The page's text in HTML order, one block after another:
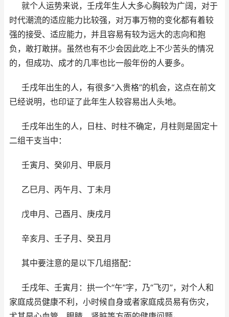
就个人运势来说，壬戌年生人大多心胸较为广阔，对于
时代潮流的适应能力比较强，对万事万物的变化都有着较
强的接受、适应能力，并且容易有较为远大的志向和抱
负，敢打敢拼。虽然也有不少会因此吃上不少苦头的情况
的，但成功、成才的几率也比一般年份的人要多。
壬戌年出生的人，有很多“入贵格”的机会，这点在前文
已经说明，也印证了此年生人较容易出人头地。
壬戌年出生的人，日柱、时柱不确定，月柱则是固定十
二组干支当中：
壬寅月、癸卯月、甲辰月
乙巳月、丙午月、丁未月
戊申月、己酉月、庚戌月
辛亥月、壬子月、癸丑月
其中要注意的是以下几组搭配：
壬戌年、壬寅月：拱一个“午”字，乃“飞刃”，对个人和
家庭成员健康不利，小时候自身或者家庭成员易有伤灾，